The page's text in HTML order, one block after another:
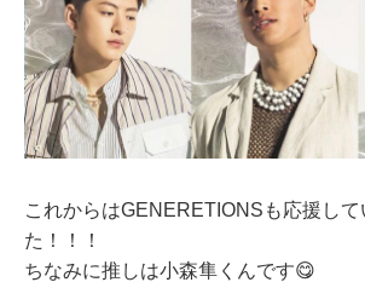
これからはGENERETIONSも応援し
た！！！
ちなみに推しは小森隼くんです😋